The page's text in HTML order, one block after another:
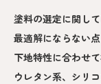
塗料の選定に関し
最適解にならない
下地特性に合わせ
ウレタン系、シリ